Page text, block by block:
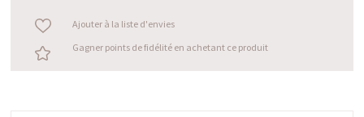
Ajouter à la liste d'envies
Gagner points de fidélité en achetant ce produit